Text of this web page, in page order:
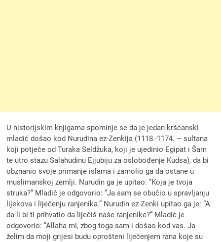
U historijskim knjigama spominje se da je jedan kršćanski
mladić došao kod Nurudina ez-Zenkija (1118.-1174. – sultana
koji potječe od Turaka Seldžuka, koji je ujedinio Egipat i Šam
te utro stazu Salahudinu Ejjubiju za oslobođenje Kudsa), da bi
obznanio svoje primanje islama i zamolio ga da ostane u
muslimanskoj zemlji. Nurudin ga je upitao: ”Koja je tvoja
struka?” Mladić je odgovorio: ”Ja sam se obučio u spravljanju
lijekova i liječenju ranjenika.” Nurudin ez-Zenki upitao ga je: ”A
da li bi ti prihvatio da liječiš naše ranjenike?” Mladić je
odgovorio: ”Allaha mi, zbog toga sam i došao kod vas. Ja
želim da moji grijesi budu oprošteni liječenjem rana koje su